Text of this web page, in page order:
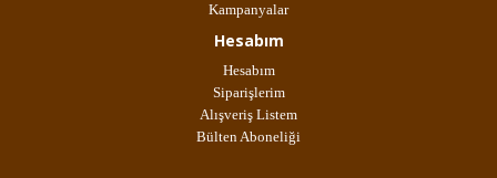
Kampanyalar
Hesabım
Hesabım
Siparişlerim
Alışveriş Listem
Bülten Aboneliği